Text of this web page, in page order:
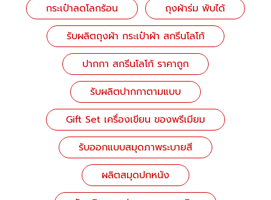
กระเป๋าลดโลกร้อน
ถุงผ้าร่ม พับได้
รับผลิตถุงผ้า กระเป๋าผ้า สกรีนโลโก้
ปากกา สกรีนโลโก้ ราคาถูก
รับผลิตปากกาตามแบบ
Gift Set เครื่องเขียน ของพรีเมียม
รับออกแบบสมุดภาพระบายสี
ผลิตสมุดปกหนัง